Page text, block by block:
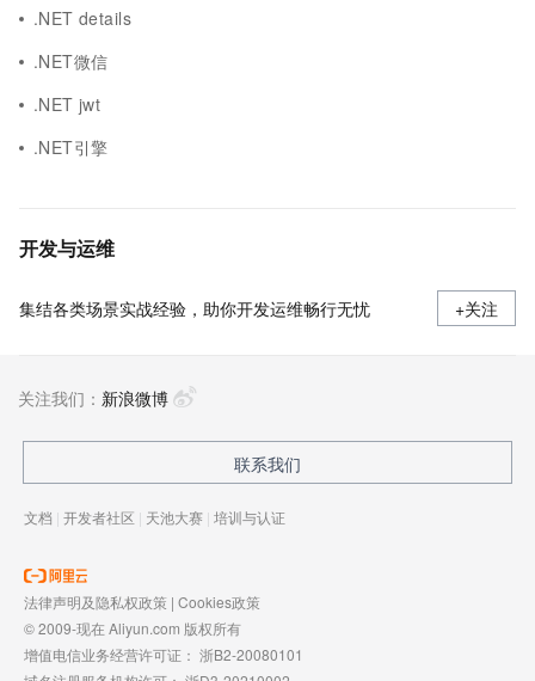
.NET details
.NET微信
.NET jwt
.NET引擎
开发与运维
集结各类场景实战经验，助你开发运维畅行无忧 +关注
关注我们： 新浪微博
联系我们
文档 | 开发者社区 | 天池大赛 | 培训与认证
法律声明及隐私权政策 | Cookies政策
© 2009-现在 Aliyun.com 版权所有
增值电信业务经营许可证： 浙B2-20080101